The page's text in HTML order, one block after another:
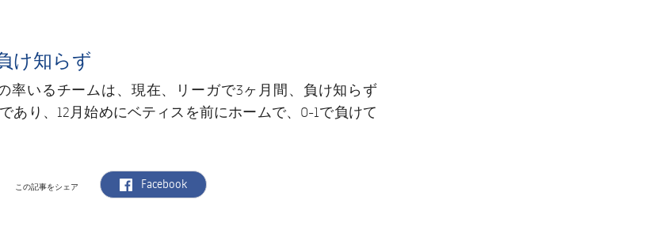
け知らず
率いるチームは、現在、リーガで3ヶ月間、負け知らず
あり、12月始めにベティスを前にホームで、0-1で負けて
この記事をシェア label.aria.facebook
Facebook